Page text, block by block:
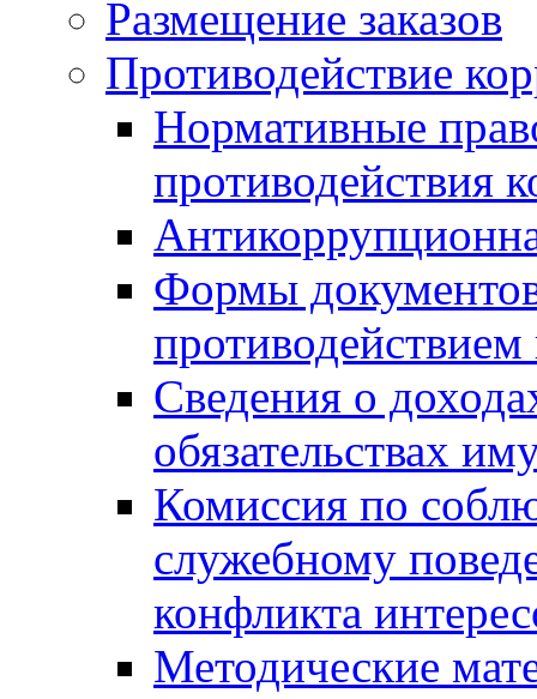
Размещение заказов
Противодействие
Нормативные
противодействия
Формы
Сведения о
обязательствах
Комиссия по
служебному
конфликта
Методические